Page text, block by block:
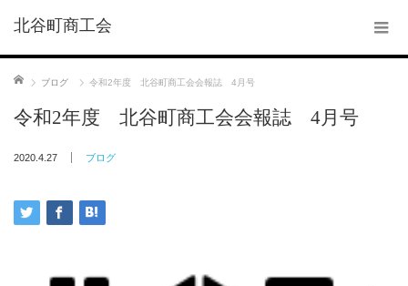
北谷町商工会
ホーム ブログ 令和2年度 北谷町商工会会報誌 4月号
令和2年度 北谷町商工会会報誌 4月号
2020.4.27 ブログ